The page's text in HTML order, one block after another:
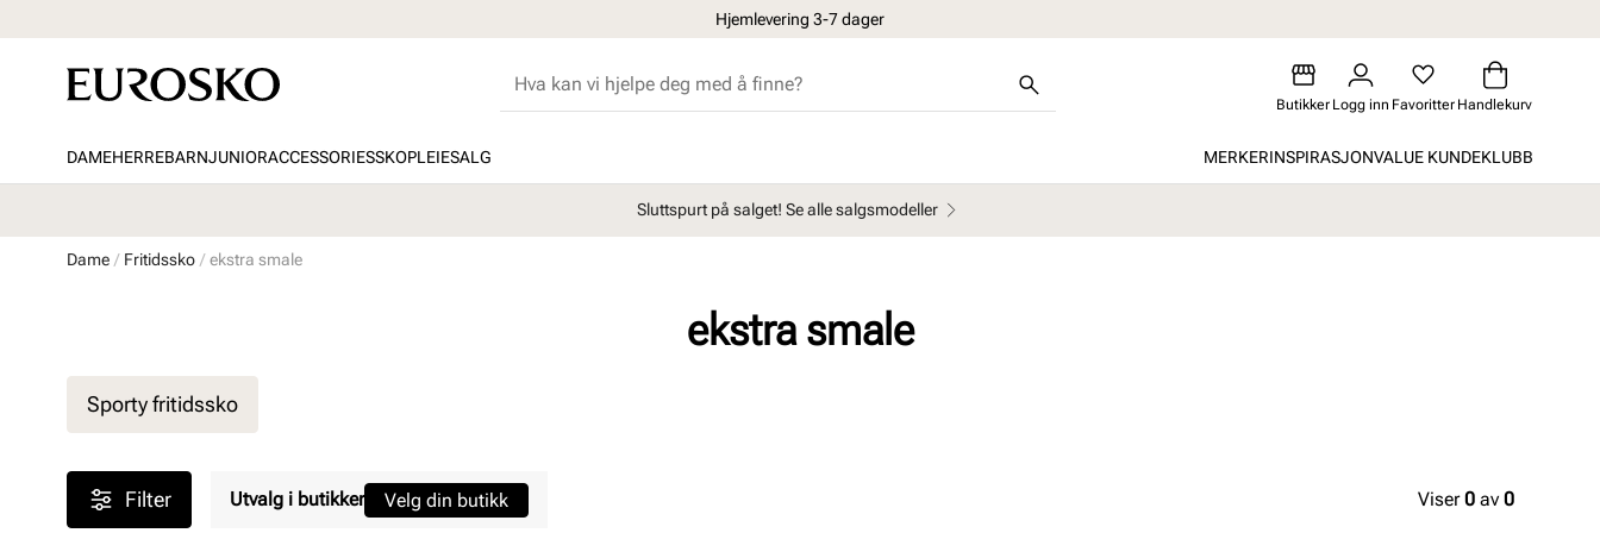
Hjemlevering 3-7 dager
Butikker Logg inn Favoritter Handlekurv
DAMEHERREBARNJUNIORACCESSORIESSKOPLEIESALG MERKERINSPIRASJONVALUE KUNDEKLUBB
Sluttspurt på salget! Se alle salgsmodeller
Dame Fritidssko ekstra smale
ekstra smale
Sporty fritidssko
Filter Utvalg i butikker Velg din butikk Viser0 av 0